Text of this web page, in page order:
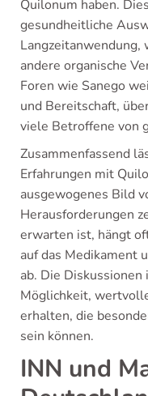
Quilonum haben.
gesundheitliche
Langzeitanwendung,
andere organische
Foren wie Sanego
und Bereitschaft,
viele Betroffene von
Zusammenfassend
Erfahrungen mit
ausgewogenes Bild
Herausforderungen
erwarten ist, hängt
auf das Medikament
ab. Die
Möglichkeit,
erhalten, die
sein können.
INN und